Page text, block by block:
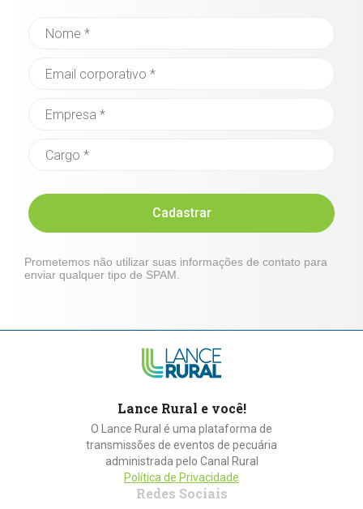
Cadastrar
Prometemos não utilizar suas informações de contato para
enviar qualquer tipo de SPAM.
Lance Rural e você!
O Lance Rural é uma plataforma de
transmissões de eventos de pecuária
administrada pelo Canal Rural
Política de Privacidade
Redes Sociais